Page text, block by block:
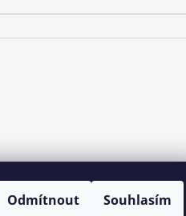
Odmítnout Souhlasím